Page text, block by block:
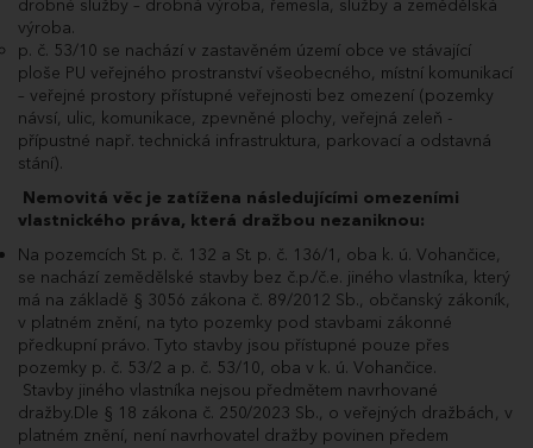
21.05.2025
11:04:46.510
Poprvé pro účastníka dražby ABO33411.
21.05.2025
11:04:46.433
Dražitel ABO33411 podal příhoz do dražby
ve výši 50 000 Kč a navýšil nabídnutou cenu
na 18 710 000 Kč.
21.05.2025
11:04:34.233
Poprvé pro účastníka dražby WJU27677.
21.05.2025
na 18 660 000 Kč.
21.05.2025
11:04:23.970
Poprvé pro účastníka dražby ABO33411.
21.05.2025
11:04:23.923
Dražitel ABO33411 podal příhoz do dražby
ve výši 50 000 Kč a navýšil nabídnutou cenu
na 18 560 000 Kč.
21.05.2025
11:04:09.830
Poprvé pro účastníka dražby WJU27677.
21.05.2025
11:04:09.770
Dražitel WJU27677 podal příhoz do dražby
ve výši 100 000 Kč a navýšil nabídnutou cenu
na 18 510 000 Kč.
drobné služby – drobná výroba, řemesla, služby a zemědělská
výroba.
p. č. 53/10 se nachází v zastavěném území obce ve stávající
ploše PU veřejného prostranství všeobecného, místní komunikací
– veřejné prostory přístupné veřejnosti bez omezení (pozemky
návsí, ulic, komunikace, zpevněné plochy, veřejná zeleň -
přípustné např. technická infrastruktura, parkovací a odstavná
stání).
Nemovitá věc je zatížena následujícími omezeními
vlastnického práva, která dražbou nezaniknou:
Na pozemcích St. p. č. 132 a St. p. č. 136/1, oba k. ú. Vohančice,
se nachází zemědělské stavby bez č.p./č.e. jiného vlastníka, který
má na základě § 3056 zákona č. 89/2012 Sb., občanský zákoník,
v platném znění, na tyto pozemky pod stavbami zákonné
předkupní právo. Tyto stavby jsou přístupné pouze přes
pozemky p. č. 53/2 a p. č. 53/10, oba v k. ú. Vohančice.
Stavby jiného vlastníka nejsou předmětem navrhované
dražby.Dle § 18 zákona č. 250/2023 Sb., o veřejných dražbách, v
platném znění, není navrhovatel dražby povinen předem